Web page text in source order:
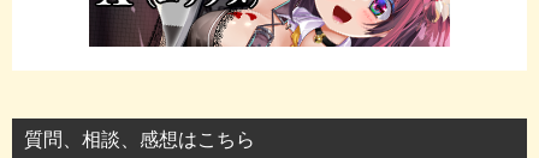
質問、相談、感想はこちら